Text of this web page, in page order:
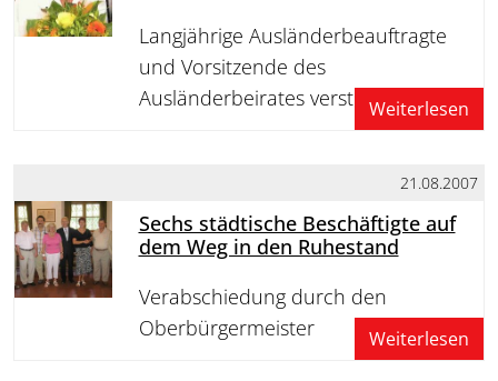
Langjährige Ausländerbeauftragte
und Vorsitzende des
Ausländerbeirates verstorbenWeiterlesen
21.08.2007
Sechs städtische Beschäftigte auf
dem Weg in den Ruhestand
Verabschiedung durch den
Oberbürgermeister
Weiterlesen